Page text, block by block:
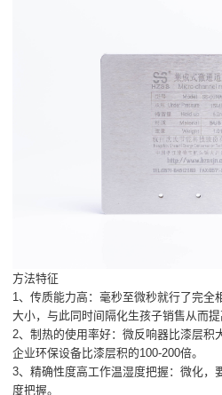
方法特征
1、传质能力高：毫秒至微秒就行了完全
大小，与此同时间隔化生孩子销售从而提
2、制热的使用率好：微反响器比漆层积
企业环保设备比漆层积的100-200倍。
3、精确性度高工作温湿度把握：微化，
度把握。